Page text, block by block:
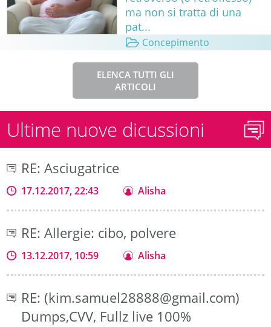
ma non si tratta di una
pat...
Concepimento
ELENCA TUTTI GLI
ARTICOLI
Ultime nuove dicussioni
RE: Asciugatrice
17.12.2017, 22:43 Alisha
RE: Allergie: cibo, polvere
13.12.2017, 10:59 Alisha
RE: (kim.samuel28888@gmail.com)
Dumps,CVV, Fullz live 100%